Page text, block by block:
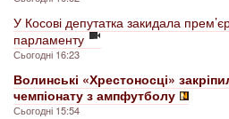
У Косові депутатка закидала
парламенту
Сьогодні 16:23
Волинські «Хрестоносці»
чемпіонату з ампфутболу
Сьогодні 15:54